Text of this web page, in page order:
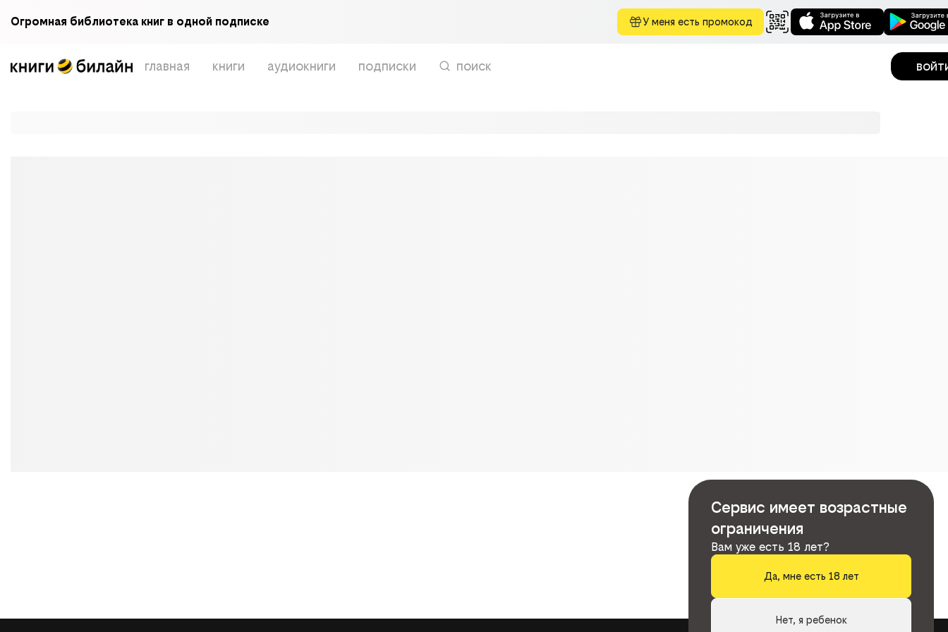
Огромная библиотека книг в одной подписке У меня есть промокод
главная книги аудиокниги подписки поиск
Сервис имеет возрастные
ограничения
Вам уже есть 18 лет?
Да, мне есть 18 лет
Нет, я ребенок